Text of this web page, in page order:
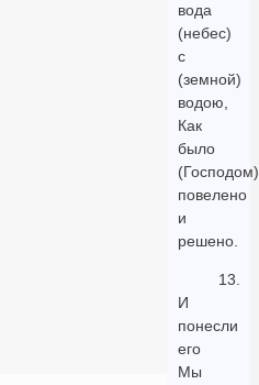
вода
(небес)
с
(земной)
водою,
Как
было
(Господом)
повелено
и
решено.
13.
И
понесли
его
Мы